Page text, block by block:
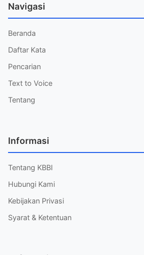
Navigasi
Beranda
Daftar Kata
Pencarian
Text to Voice
Tentang
Informasi
Tentang KBBI
Hubungi Kami
Kebijakan Privasi
Syarat & Ketentuan